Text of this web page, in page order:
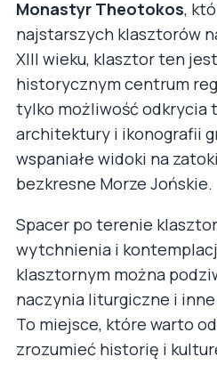
Monastyr Theotokos,
najstarszych klasztorów
XIII wieku, klasztor ten
historycznym centrum
tylko możliwość odkrycia
architektury i ikonografii
wspaniałe widoki na
bezkresne Morze Jońskie.
Spacer po terenie
wytchnienia i
klasztornym można
naczynia liturgiczne i
To miejsce, które warto
zrozumieć historię i